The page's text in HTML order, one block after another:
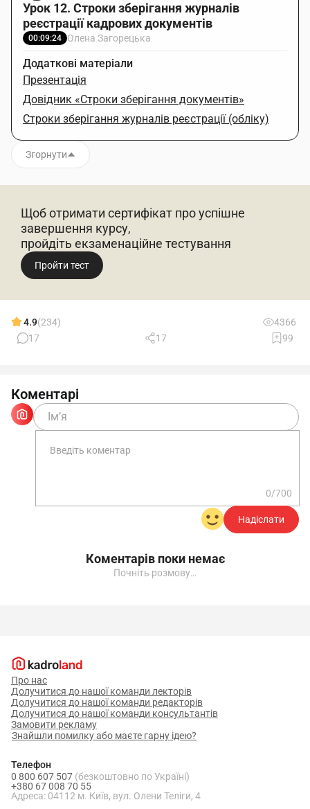
Урок 12. Строки зберігання журналів
реєстрації кадрових документів
00:09:24 Олена Загорецька
Додаткові матеріали
Презентація
Довідник «Строки зберігання документів»
Строки зберігання журналів реєстрації (обліку)
Згорнути
Щоб отримати сертифікат про успішне
завершення курсу,
пройдіть екзаменаційне тестування
Пройти тест
4.9(234)
4366
17
17 99
Коментарі
0/700
Надіслати
Коментарів поки немає
Почніть розмову…
Про нас
Долучитися до нашої команди лекторів
Долучитися до нашої команди редакторів
Долучитися до нашої команди консультантів
Замовити рекламу
Знайшли помилку або маєте гарну ідею?
Телефон
0 800 607 507 (безкоштовно по Україні)
+380 67 008 70 55
Адреса: 04112 м. Київ, вул. Олени Теліги, 4